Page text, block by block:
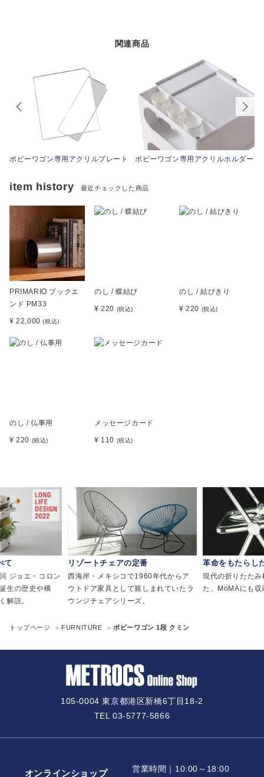
関連商品
ボビーワゴン専用アクリルプレート ボビーワゴン専用アクリルホルダー
item history 最近チェックした商品
PRIMARIO ブックエ
ンド PM33
¥ 22,000(税込)
のし / 蝶結び
¥ 220 (税込)
のし / 結びきり
¥ 220 (税込)
のし / 仏事用
¥ 220 (税込)
メッセージカード
¥ 110 (税込)
て
ジョエ・コロン
生の歴史や構
解説。
リゾートチェアの定番
西海岸・メキシコで1960年代からア
ウトドア家具として親しまれていたラ
ウンジチェアシリーズ。
革命をもたらし
現代の折りたた
た、MoMAにも収
トップページ FURNITURE ボビーワゴン 1段 クミン
105-0004 東京都港区新橋6丁目18-2
TEL 03-5777-5866
オンラインショップ 営業時間｜10:00～18:00